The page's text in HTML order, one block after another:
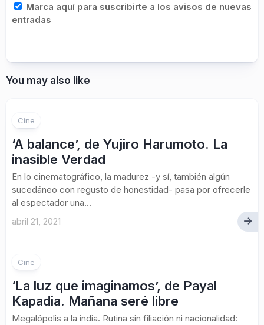
Marca aquí para suscribirte a los avisos de nuevas
entradas
You may also like
Cine
‘A balance’, de Yujiro Harumoto. La
inasible Verdad
En lo cinematográfico, la madurez -y sí, también algún
sucedáneo con regusto de honestidad- pasa por ofrecerle
al espectador una...
abril 21, 2021
Cine
‘La luz que imaginamos’, de Payal
Kapadia. Mañana seré libre
Megalópolis a la india. Rutina sin filiación ni nacionalidad: